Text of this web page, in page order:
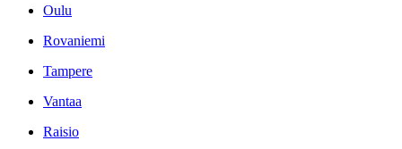
Oulu
Rovaniemi
Tampere
Vantaa
Raisio